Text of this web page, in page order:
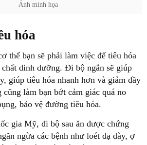
Ảnh minh họa
hóa
dinh dưỡng. Đi bộ ngắn sẽ giúp
giúp tiêu hóa nhanh hơn và giảm đầy
làm bạn bớt cảm giác quá no
ngừa các bệnh như loét dạ dày, ợ